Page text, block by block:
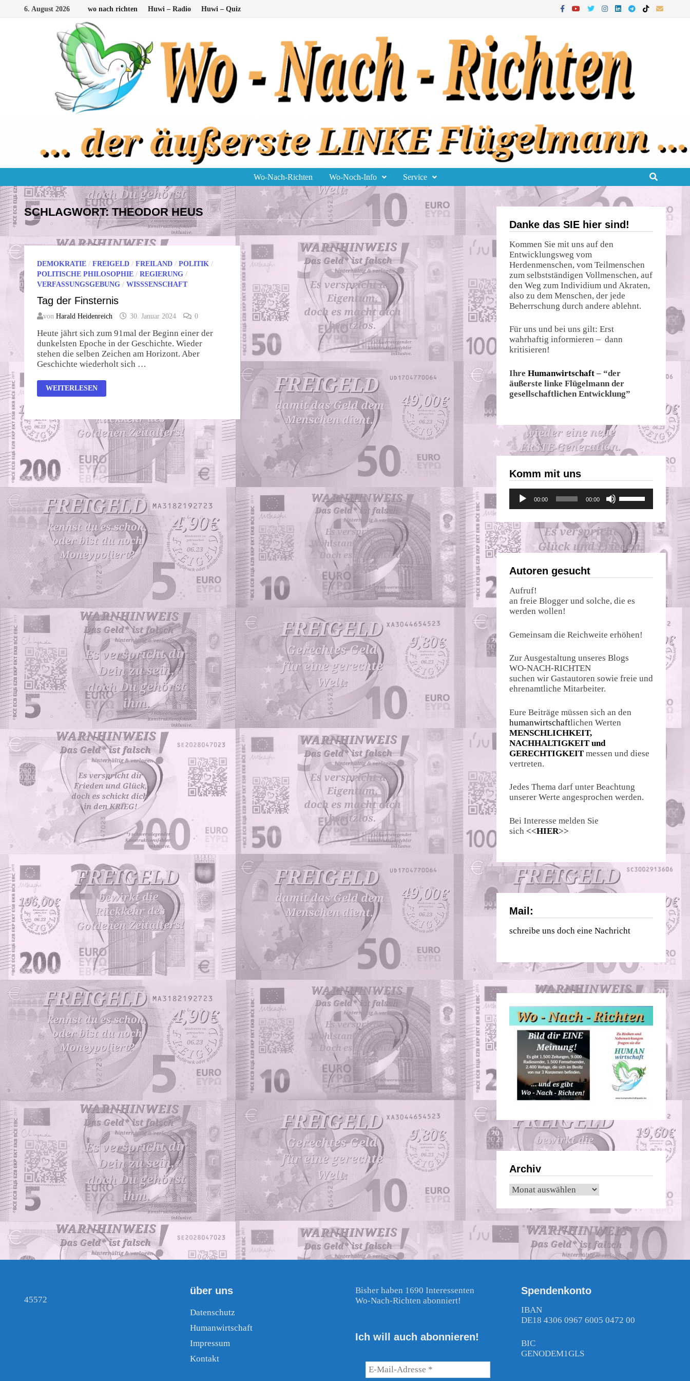
6. August 2026 wo nach richten Huwi – Radio Huwi – Quiz
Wo-Nach-Richten Wo-Noch-Info Service
SCHLAGWORT:THEODOR HEUS
DEMOKRATIE / FREIGELD / FREILAND / POLITIK /
POLITISCHE PHILOSOPHIE / REGIERUNG /
VERFASSUNGSGEBUNG / WISSSENSCHAFT
Tag der Finsternis
von Harald Heidenreich 30. Januar 2024 0
Heute jährt sich zum 91mal der Beginn einer der
dunkelsten Epoche in der Geschichte. Wieder
stehen die selben Zeichen am Horizont. Aber
Geschichte wiederholt sich …
TAG
DER
WEITERLESEN
Danke das SIE hier sind!
Kommen Sie mit uns auf den
Entwicklungsweg vom
Herdenmenschen, vom Teilmenschen
zum selbstständigen Vollmenschen, auf
den Weg zum Individium und Akraten,
also zu dem Menschen, der jede
Beherrschung durch andere ablehnt.
Für uns und bei uns gilt: Erst
wahrhaftig informieren – dann
kritisieren!
Ihre Humanwirtschaft – “der
äußerste linke Flügelmann der
gesellschaftlichen Entwicklung”
Komm mit uns
Audio-
Player
00:00 00:00
Hoch/Runter
um
die
Lautstärke
zu
Autoren gesucht
Aufruf!
an freie Blogger und solche, die es
werden wollen!
Gemeinsam die Reichweite erhöhen!
Zur Ausgestaltung unseres Blogs
WO-NACH-RICHTEN
suchen wir Gastautoren sowie freie und
ehrenamtliche Mitarbeiter.
Eure Beiträge müssen sich an den
humanwirtschaftlichen Werten
MENSCHLICHKEIT,
NACHHALTIGKEIT und
GERECHTIGKEIT messen und diese
vertreten.
Jedes Thema darf unter Beachtung
unserer Werte angesprochen werden.
Bei Interesse melden Sie
sich <<HIER>>
Mail:
schreibe uns doch eine Nachricht
Archiv
Archiv
45572
über uns
Datenschutz
Humanwirtschaft
Impressum
Kontakt
Bisher haben 1690 Interessenten
Wo-Nach-Richten abonniert!
Ich will auch abonnieren!
Spendenkonto
IBAN
DE18 4306 0967 6005 0472 00
BIC
GENODEM1GLS